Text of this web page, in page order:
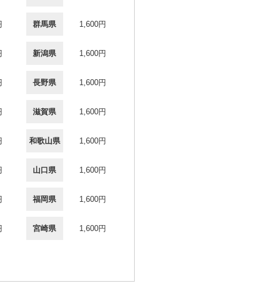
群馬県 1,600円
新潟県 1,600円
長野県 1,600円
滋賀県 1,600円
和歌山県 1,600円
山口県 1,600円
福岡県 1,600円
宮崎県 1,600円